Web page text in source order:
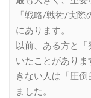
「戦略/戦術/実際
にあります。
以前、ある方と
いたことがあり
きない人は「圧
ました。